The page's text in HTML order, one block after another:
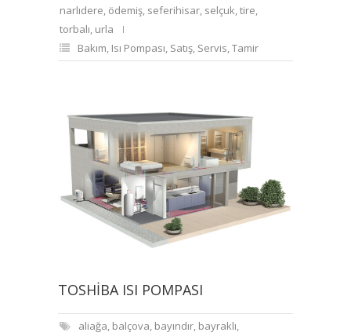
narlıdere, ödemiş, seferihisar, selçuk,tire,
torbalı, urla
Bakım, Isı Pompası, Satış, Servis,Tamir
TOSHIBA ISI POMPASI
aliağa, balçova, bayındır, bayraklı,